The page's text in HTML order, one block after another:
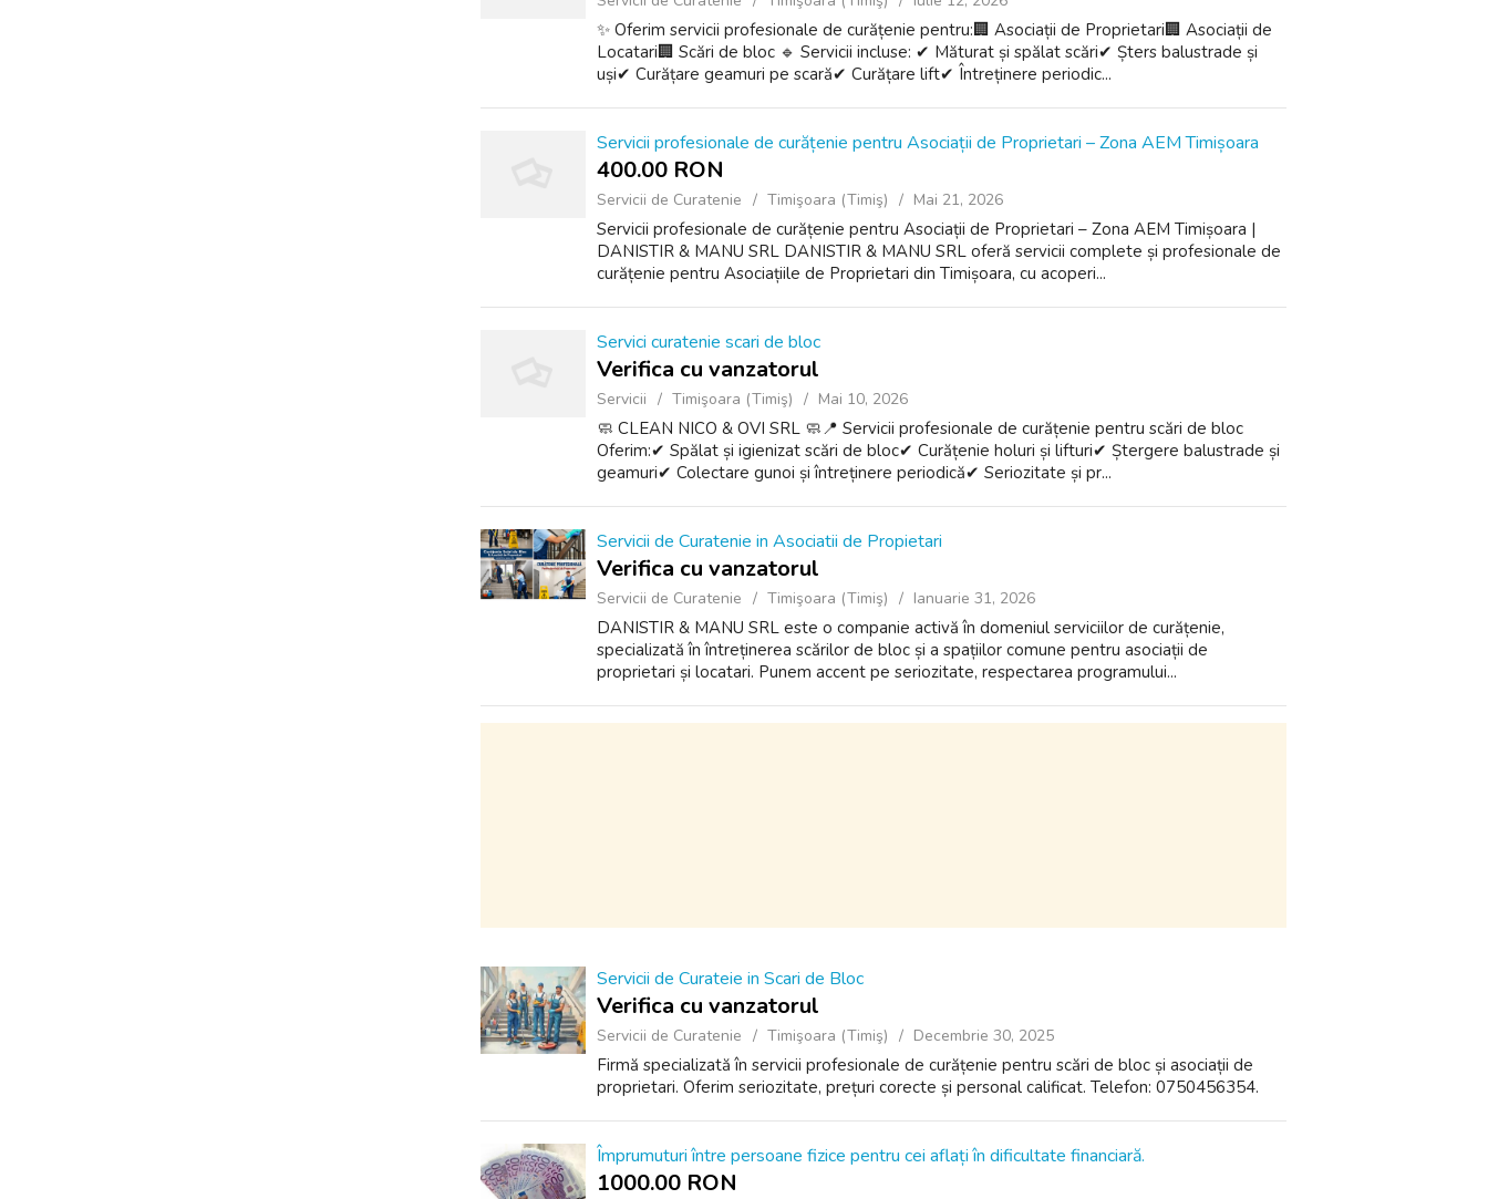
✨ Oferim servicii profesionale de curățenie pentru:🏢 Asociații de Proprietari🏢 Asociații de
Locatari🏢 Scări de bloc 🔹 Servicii incluse: ✔ Măturat și spălat scări✔ Șters balustrade și
uși✔ Curățare geamuri pe scară✔ Curățare lift✔ Întreținere periodic...
Servicii profesionale de curățenie pentru Asociații de Proprietari – Zona AEM Timișoara
400.00 RON
Servicii de Curatenie Timişoara (Timiş) Mai 21, 2026
Servicii profesionale de curățenie pentru Asociații de Proprietari – Zona AEM Timișoara |
DANISTIR & MANU SRL DANISTIR & MANU SRL oferă servicii complete și profesionale de
curățenie pentru Asociațiile de Proprietari din Timișoara, cu acoperi...
Servici curatenie scari de bloc
Verifica cu vanzatorul
Servicii Timişoara (Timiş) Mai 10, 2026
🧼 CLEAN NICO & OVI SRL 🧼📍 Servicii profesionale de curățenie pentru scări de bloc
Oferim:✔ Spălat și igienizat scări de bloc✔ Curățenie holuri și lifturi✔ Ștergere balustrade și
geamuri✔ Colectare gunoi și întreținere periodică✔ Seriozitate și pr...
Servicii de Curatenie in Asociatii de Propietari
Verifica cu vanzatorul
Servicii de Curatenie Timişoara (Timiş) Ianuarie 31, 2026
DANISTIR & MANU SRL este o companie activă în domeniul serviciilor de curățenie,
specializată în întreținerea scărilor de bloc și a spațiilor comune pentru asociații de
proprietari și locatari. Punem accent pe seriozitate, respectarea programului...
Servicii de Curateie in Scari de Bloc
Verifica cu vanzatorul
Servicii de Curatenie Timişoara (Timiş) Decembrie 30, 2025
Firmă specializată în servicii profesionale de curățenie pentru scări de bloc și asociații de
proprietari. Oferim seriozitate, prețuri corecte și personal calificat. Telefon: 0750456354.
Împrumuturi între persoane fizice pentru cei aflați în dificultate financiară.
1000.00 RON